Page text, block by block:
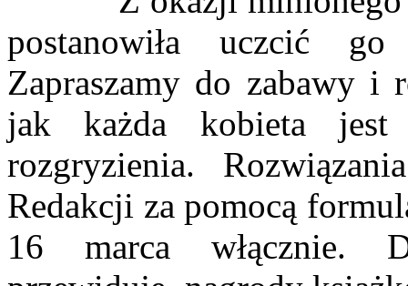
postanowiła uczcić
Zapraszamy do zabawy i
jak każda kobieta
rozgryzienia.
Redakcji za pomocą
16 marca włącznie.